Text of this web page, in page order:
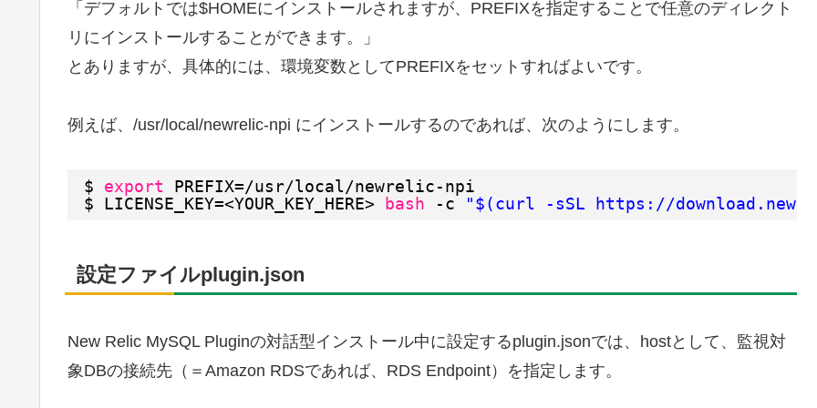
「デフォルトでは$HOMEにインストールされますが、PREFIXを指定することで任意のディレクト
リにインストールすることができます。」
とありますが、具体的には、環境変数としてPREFIXをセットすればよいです。
例えば、/usr/local/newrelic-npi にインストールするのであれば、次のようにします。
$ export PREFIX=/usr/local/newrelic-npi
$ LICENSE_KEY=<YOUR_KEY_HERE> bash -c "$(curl -sSL https://
設定ファイルplugin.json
New Relic MySQL Pluginの対話型インストール中に設定するplugin.jsonでは、hostとして、監視対
象DBの接続先（＝Amazon RDSであれば、RDS Endpoint）を指定します。